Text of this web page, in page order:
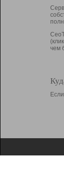
чем